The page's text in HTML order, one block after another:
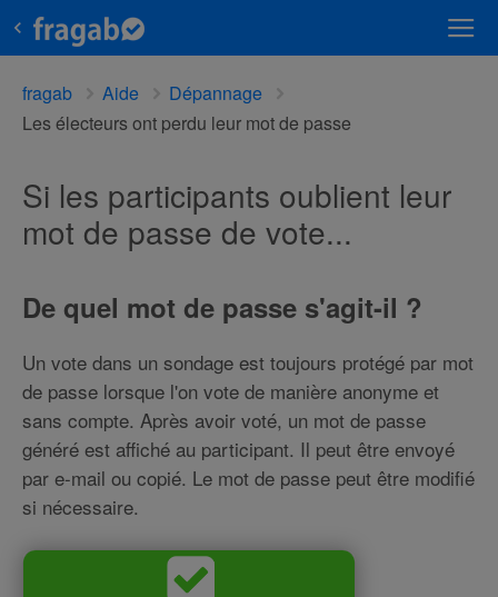
fragab Aide
Dépannage
Les électeurs ont perdu leur mot de passe
Si les participants oublient leur
mot de passe de vote...
De quel mot de passe s'agit-il ?
Un vote dans un sondage est toujours protégé par mot
de passe lorsque l'on vote de manière anonyme et
sans compte. Après avoir voté, un mot de passe
généré est affiché au participant. Il peut être envoyé
par e-mail ou copié. Le mot de passe peut être modifié
si nécessaire.